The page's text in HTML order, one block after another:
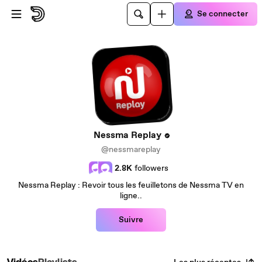
Passer au contenu principal
Se connecter
Nessma Replay
@nessmareplay
2.8K followers
Nessma Replay : Revoir tous les feuilletons de Nessma TV en
ligne..
Suivre